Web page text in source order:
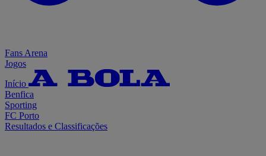
Fans Arena
Jogos
Início
Benfica
Sporting
FC Porto
Resultados e Classificações